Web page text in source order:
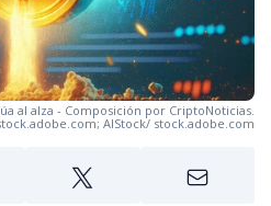
al alza - Composición por CriptoNoticias.
AIStock/ stock.adobe.com